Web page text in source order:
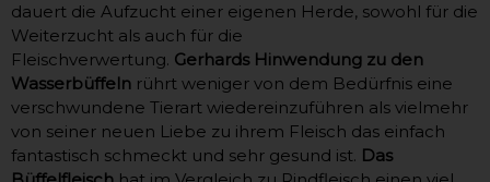
dauert die Aufzucht einer eigenen Herde, sowohl für die
Weiterzucht als auch für die
Fleischverwertung. Gerhards Hinwendung zu den
Wasserbüffeln rührt weniger von dem Bedürfnis eine
verschwundene Tierart wiedereinzuführen als vielmehr
von seiner neuen Liebe zu ihrem Fleisch das einfach
fantastisch schmeckt und sehr gesund ist. Das